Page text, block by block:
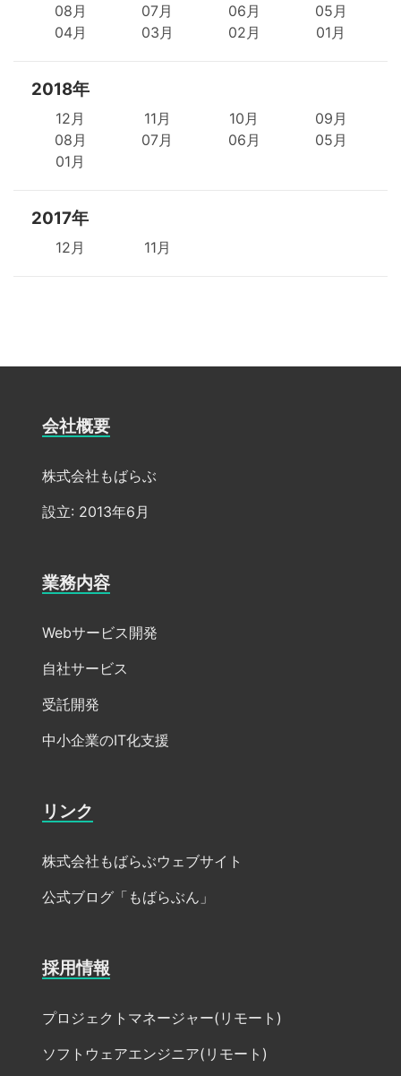
08月
07月 06月
05月
04月
03月 02月 01月
2018年
12月 11月 10月
09月
08月
07月 06月
05月
01月
2017年
12月 11月
会社概要
株式会社もばらぶ
設立: 2013年6月
業務内容
Webサービス開発
自社サービス
受託開発
中小企業のIT化支援
リンク
株式会社もばらぶウェブサイト
公式ブログ「もばらぶん」
採用情報
プロジェクトマネージャー(リモート)
ソフトウェアエンジニア(リモート)